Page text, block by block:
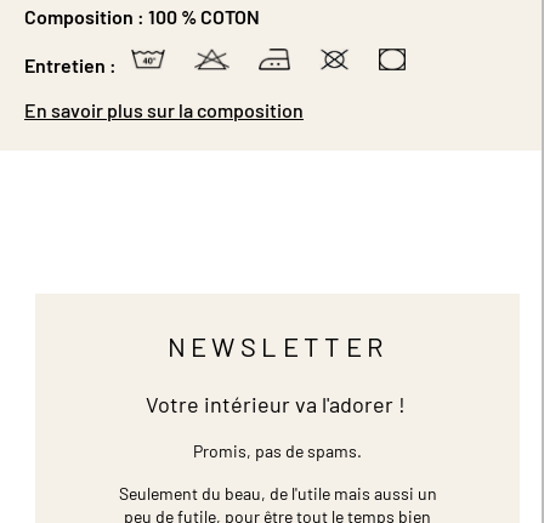
Composition : 100 % COTON
Entretien :
En savoir plus sur la composition
NEWSLETTER
Votre intérieur va l'adorer !
Promis, pas de spams.
Seulement du beau, de l'utile mais aussi un
peu de futile, pour être tout le temps bien